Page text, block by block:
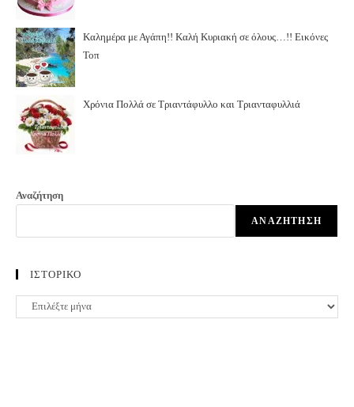
Καλημέρα με Αγάπη!! Καλή Κυριακή σε όλους…!! Εικόνες
Τοπ
Χρόνια Πολλά σε Τριαντάφυλλο και Τριανταφυλλιά
Αναζήτηση
ΑΝΑΖΉΤΗΣΗ
ΙΣΤΟΡΙΚΟ
ΙΣΤΟΡΙΚΟ